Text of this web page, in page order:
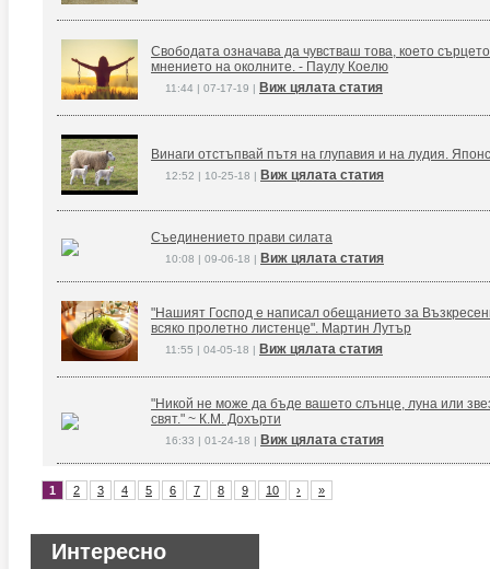
Свободата означава да чувстваш това, което
мнението на околните. - Паулу Коелю
11:44 | 07-17-19 | Виж цялата статия
Винаги отстъпвай пътя на глупавия и на лудия.
12:52 | 10-25-18 | Виж цялата статия
Съединението прави силата
10:08 | 09-06-18 | Виж цялата статия
"Нашият Господ е написал обещанието за
всяко пролетно листенце". Мартин Лутър
11:55 | 04-05-18 | Виж цялата статия
"Никой не може да бъде вашето слънце, луна или
свят." ~ К.М. Дохърти
16:33 | 01-24-18 | Виж цялата статия
1 2 3 4 5 6 7 8 9 10 › »
Интересно